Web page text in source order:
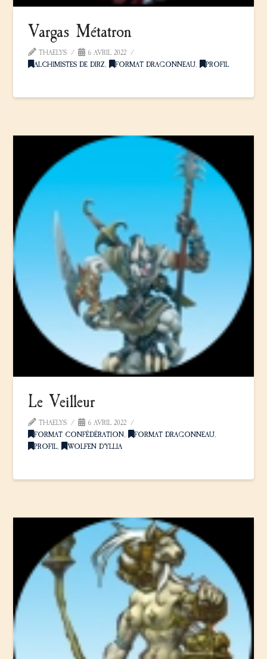
Vargas Métatron
THAELYS
6 AVRIL 2022
ALCHIMISTES DE DIRZ, FORMAT DRAGONNEAU, PROFIL
Le Veilleur
THAELYS
6 AVRIL 2022
FORMAT CONFÉDÉRATION, FORMAT DRAGONNEAU,
PROFIL, WOLFEN D'YLLIA